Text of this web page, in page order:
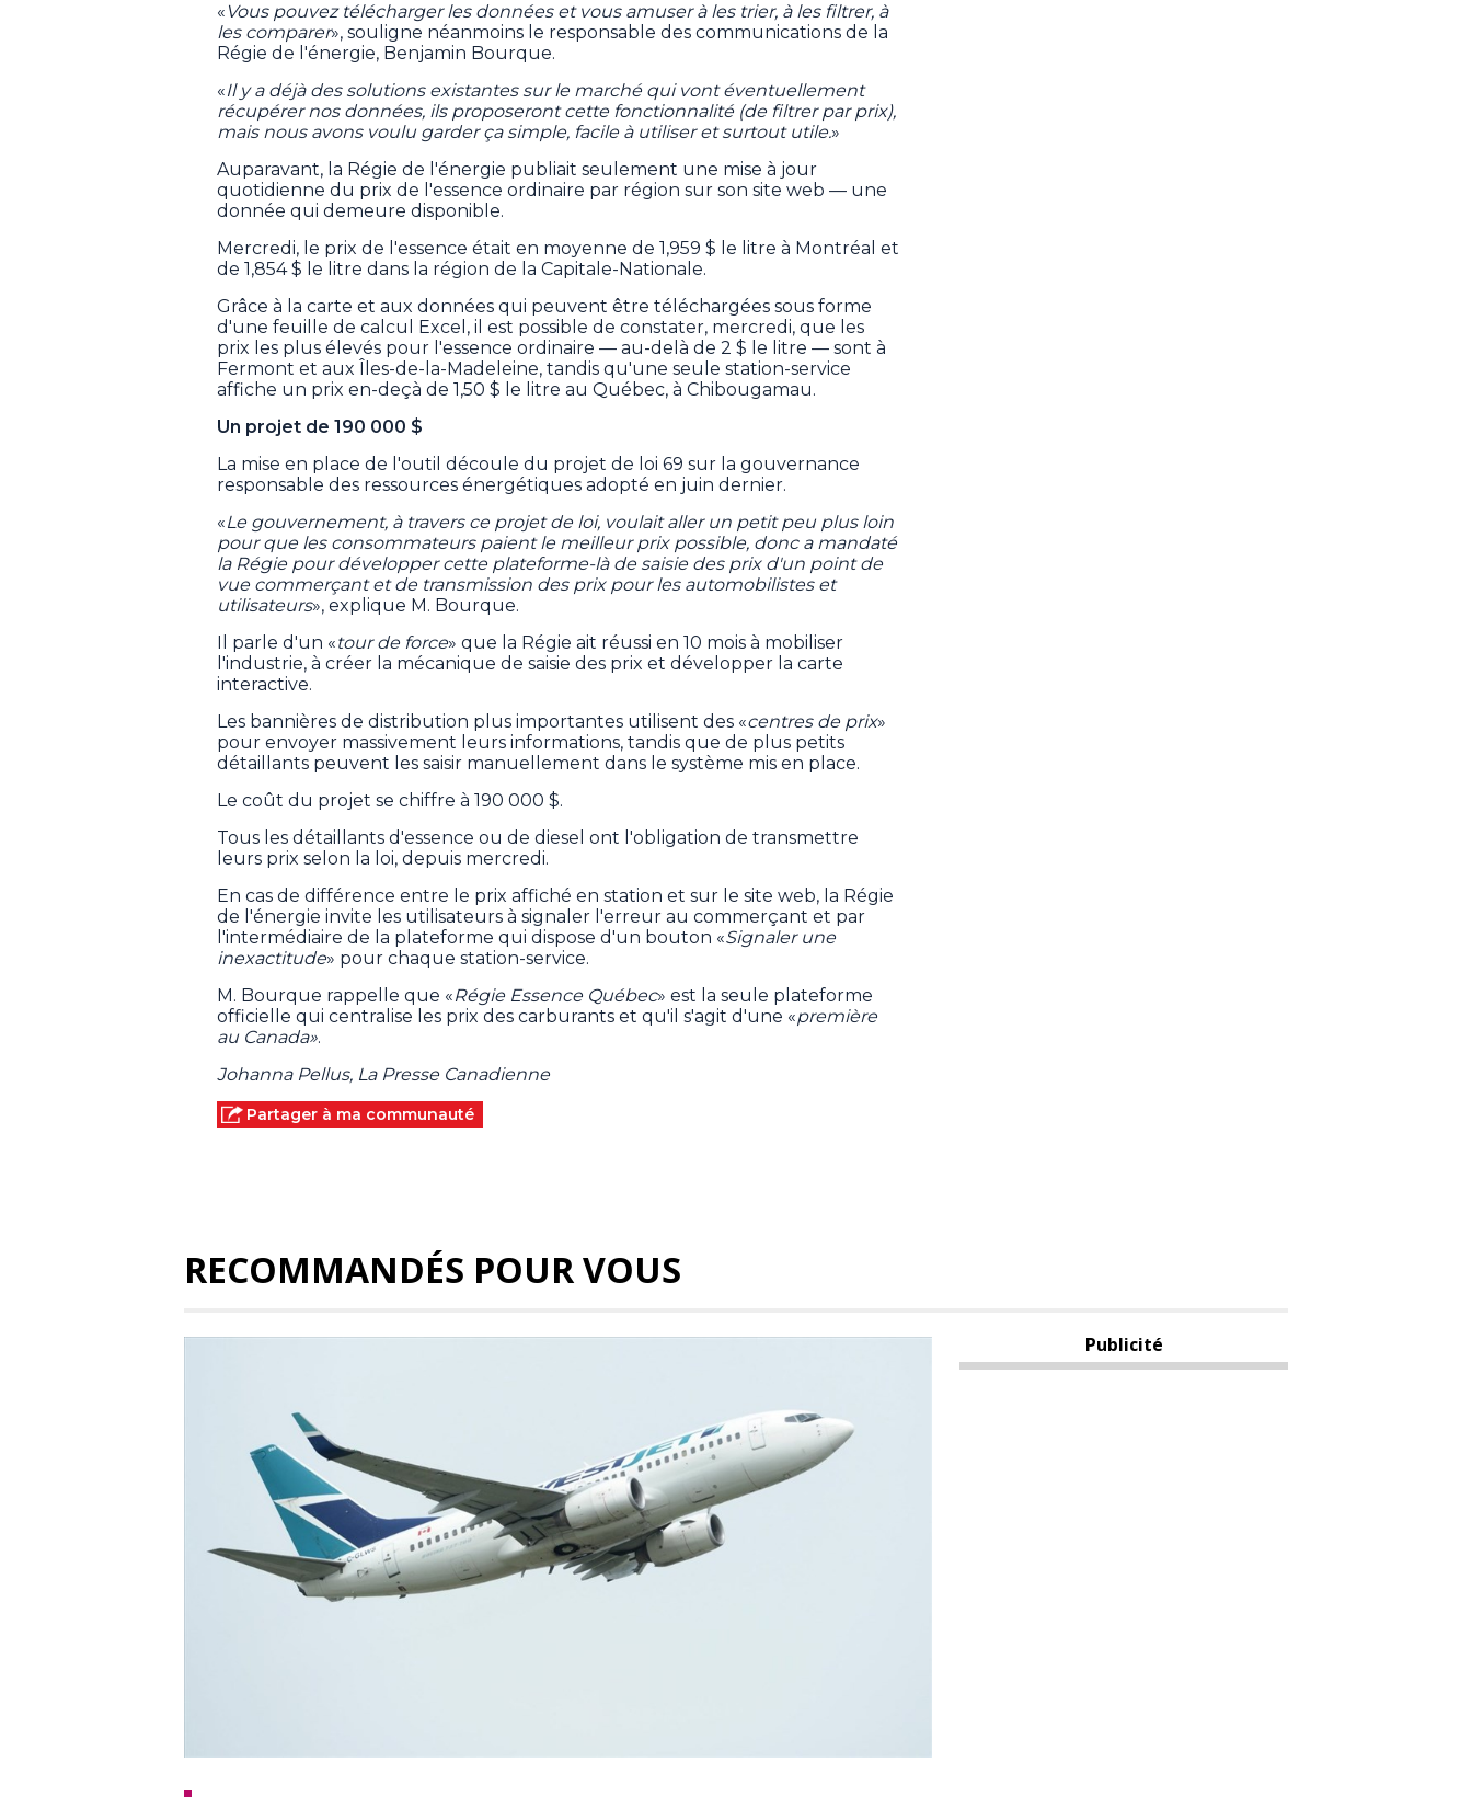
« Vous pouvez télécharger les données et vous amuser à les trier, à les filtrer, à
les comparer», souligne néanmoins le responsable des communications de la
Régie de l'énergie, Benjamin Bourque.
«Il y a déjà des solutions existantes sur le marché qui vont éventuellement
récupérer nos données, ils proposeront cette fonctionnalité (de filtrer par prix),
mais nous avons voulu garder ça simple, facile à utiliser et surtout utile.»
Auparavant, la Régie de l'énergie publiait seulement une mise à jour
quotidienne du prix de l'essence ordinaire par région sur son site web — une
donnée qui demeure disponible.
Mercredi, le prix de l'essence était en moyenne de 1,959 $ le litre à Montréal et
de 1,854 $ le litre dans la région de la Capitale-Nationale.
Grâce à la carte et aux données qui peuvent être téléchargées sous forme
d'une feuille de calcul Excel, il est possible de constater, mercredi, que les
prix les plus élevés pour l'essence ordinaire — au-delà de 2 $ le litre — sont à
Fermont et aux Îles-de-la-Madeleine, tandis qu'une seule station-service
affiche un prix en-deçà de 1,50 $ le litre au Québec, à Chibougamau.
Un projet de 190 000 $
La mise en place de l'outil découle du projet de loi 69 sur la gouvernance
responsable des ressources énergétiques adopté en juin dernier.
«Le gouvernement, à travers ce projet de loi, voulait aller un petit peu plus loin
pour que les consommateurs paient le meilleur prix possible, donc a mandaté
la Régie pour développer cette plateforme-là de saisie des prix d'un point de
vue commerçant et de transmission des prix pour les automobilistes et
utilisateurs», explique M. Bourque.
Il parle d'un «tour de force» que la Régie ait réussi en 10 mois à mobiliser
l'industrie, à créer la mécanique de saisie des prix et développer la carte
interactive.
Les bannières de distribution plus importantes utilisent des «centres de prix»
pour envoyer massivement leurs informations, tandis que de plus petits
détaillants peuvent les saisir manuellement dans le système mis en place.
Le coût du projet se chiffre à 190 000 $.
Tous les détaillants d'essence ou de diesel ont l'obligation de transmettre
leurs prix selon la loi, depuis mercredi.
En cas de différence entre le prix affiché en station et sur le site web, la Régie
de l'énergie invite les utilisateurs à signaler l'erreur au commerçant et par
l'intermédiaire de la plateforme qui dispose d'un bouton «Signaler une
inexactitude» pour chaque station-service.
M. Bourque rappelle que «Régie Essence Québec» est la seule plateforme
officielle qui centralise les prix des carburants et qu'il s'agit d'une «première
au Canada».
Johanna Pellus, La Presse Canadienne
Partager à ma communauté
RECOMMANDÉS POUR VOUS
Publicité